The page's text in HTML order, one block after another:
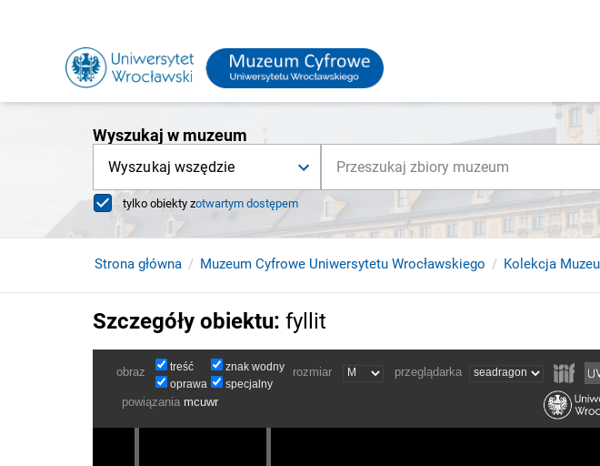
Wyszukaj w muzeum
Wyszukaj wszędzie
tylko obiekty zotwartym dostępem
Strona główna Muzeum Cyfrowe Uniwersytetu Wrocławskiego Kolekcja
Szczegóły obiektu: fyllit